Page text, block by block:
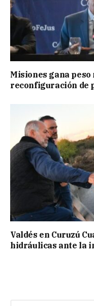
Misiones gana
reconfiguración de
Valdés en Curuzú
hidráulicas ante la